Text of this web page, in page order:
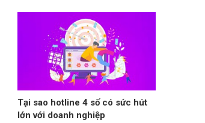
Tại sao hotline 4 số có sức hút
lớn với doanh nghiệp